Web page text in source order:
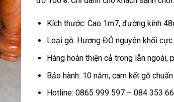
Kích thước: Cao 1m7, đường kính
Loại gỗ: Hương ĐỎ nguyên khối
Hàng hoàn thiện cả trong lẫn ngoài,
Bảo hành: 10 năm, cam kết gỗ
Hotline: 0865 999 597 – 084 353